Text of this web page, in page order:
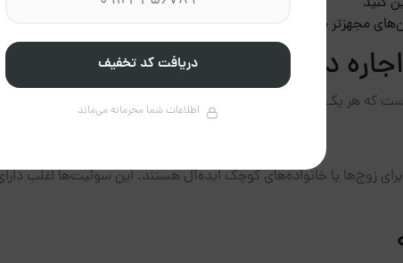
مجهزتر مقرون‌به‌صرفه‌ترند
در مشهد
که هر یک ویژگی‌های منحصر به فردی ارائه می‌دهند.
زوج‌ها یا خانواده‌های کوچک ایده‌آل هستند. این سوئیت‌ها اغلب
دریافت کد تخفیف
اطلاعات شما محرمانه می‌ماند